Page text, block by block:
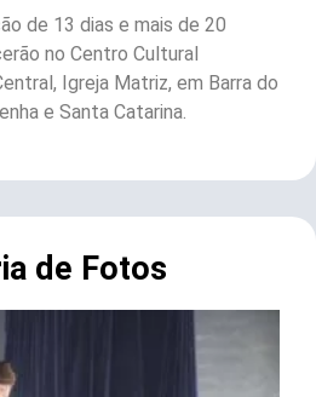
de 13 dias e mais de 20
no Centro Cultural
Igreja Matriz, em Barra do
e Santa Catarina.
de Fotos